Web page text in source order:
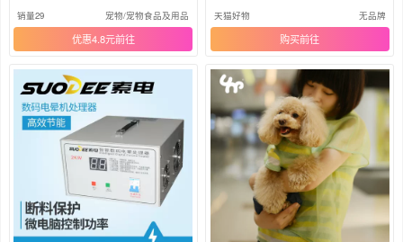
用品
销量29 宠物/宠物食品及用品
优惠4.8元
四脚
天猫好物 无品牌
购买